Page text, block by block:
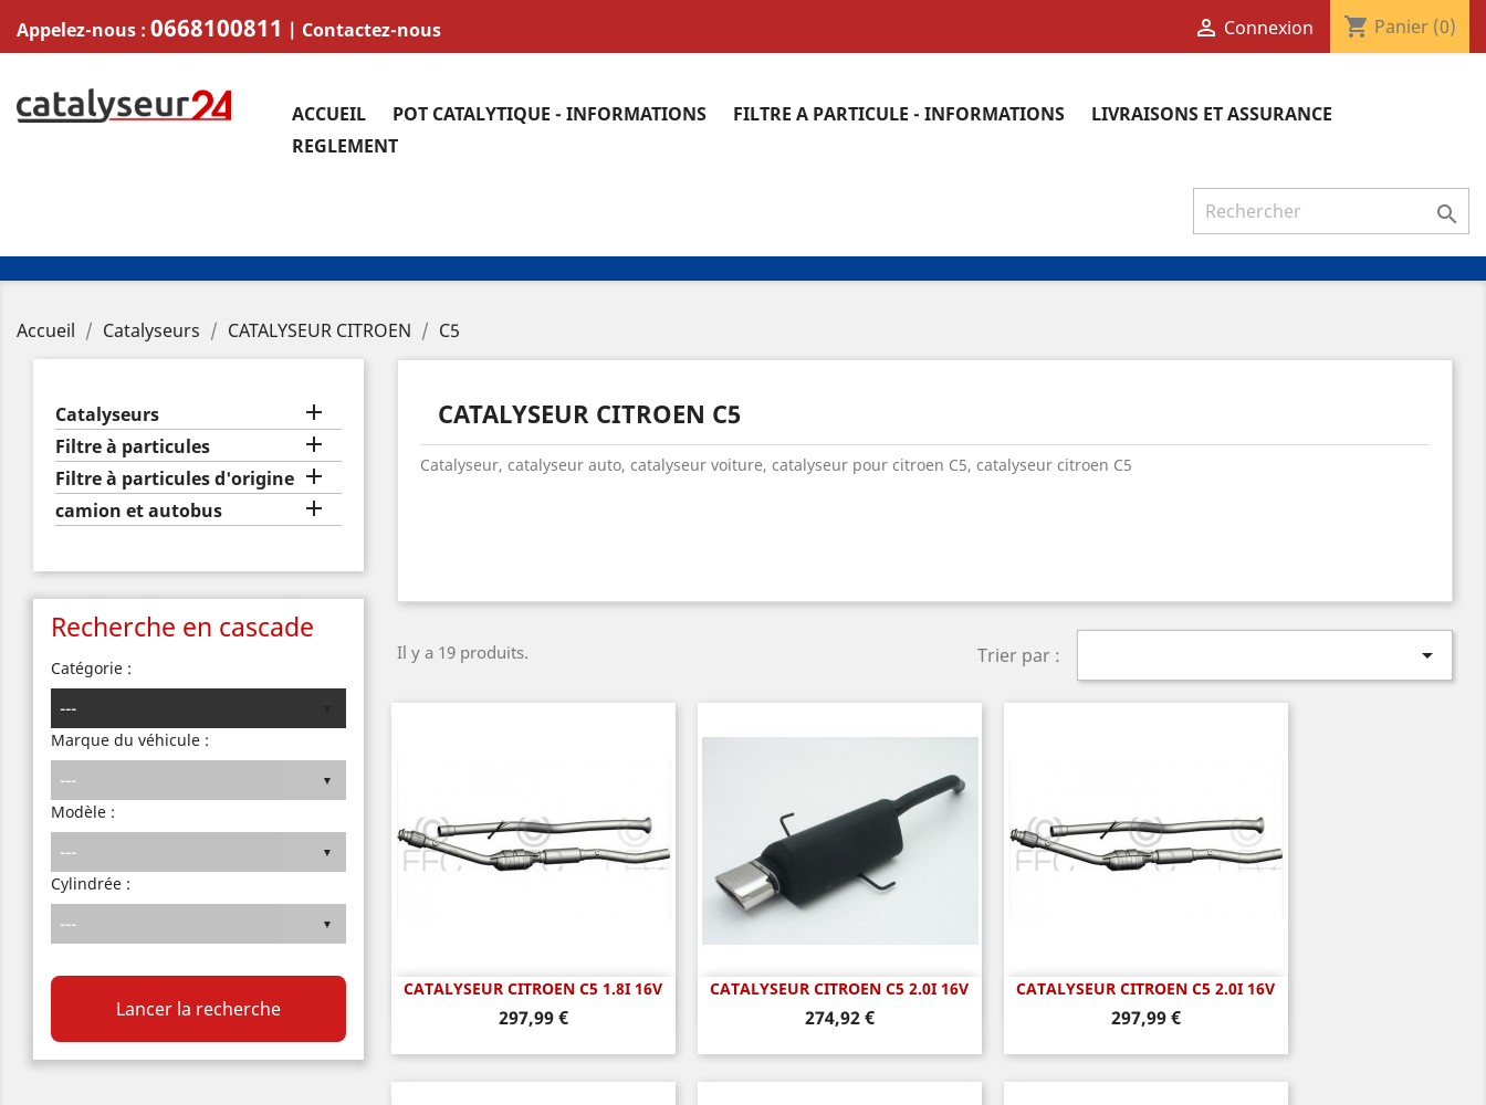
Appelez-nous : 0668100811 | Contactez-nous  Connexion shopping_cart Panier (0)
ACCUEIL POT CATALYTIQUE - INFORMATIONS FILTRE A PARTICULE - INFORMATIONS
LIVRAISONS ET ASSURANCE
REGLEMENT

Accueil Catalyseurs CATALYSEUR CITROEN C5
Catalyseurs 
Filtre à particules 
Filtre à particules d'origine 
camion et autobus 
Recherche en cascade
Catégorie :
Marque du véhicule :
Modèle :
Cylindrée :
Lancer la recherche
CATALYSEUR CITROEN C5
Catalyseur, catalyseur auto, catalyseur voiture, catalyseur pour citroen C5, catalyseur citroen C5
Il y a 19 produits. Trier par : 
CATALYSEUR CITROEN C5 1.8I 16V
Prix
297,99 €
Aperçu rapide CATALYSEUR CITROEN C5 2.0I 16V
Prix
274,92 €
Aperçu rapide CATALYSEUR CITROEN C5 2.0I 16V
Prix
297,99 €
Aperçu rapide